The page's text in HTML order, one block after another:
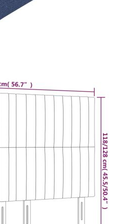
с информационна цел.
си с бутона "Добави в
можете да изберете броя
си с бутона "Добави в
можете да изберете броя
всъщност NewPay плаща
я получавате и
я платите към тях:
на изпращане на
За покупки на стойност до
20% от стойността на
карта. Останалата сума се
вноски без оскъпяване. За
лв. / €511.31
на поръчката се